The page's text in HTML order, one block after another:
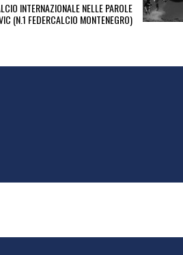
INTERNAZIONALE NELLE PAROLE
(N.1 FEDERCALCIO MONTENEGRO)